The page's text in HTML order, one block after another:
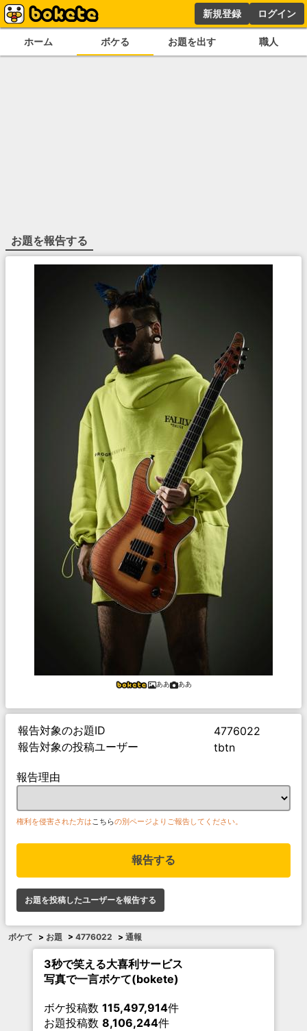
新規登録 ログイン
ホーム ボケる お題を出す 職人
お題を報告する
ああ ああ
報告対象のお題ID
4776022
報告対象の投稿ユーザー
tbtn
報告理由
権利を侵害された方はこちらの別ページよりご報告してください。
報告する
お題を投稿したユーザーを報告する
ボケて > お題 > 4776022 > 通報
3秒で笑える大喜利サービス
写真で一言ボケて(bokete)
ボケ投稿数 115,497,914件
お題投稿数 8,106,244件